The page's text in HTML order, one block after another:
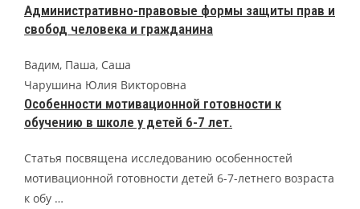
Административно-правовые формы защиты прав и
свобод человека и гражданина
Вадим, Паша, Саша
Чарушина Юлия Викторовна
Особенности мотивационной готовности к
обучению в школе у детей 6-7 лет.
Статья посвящена исследованию особенностей
мотивационной готовности детей 6-7-летнего возраста
к обу …